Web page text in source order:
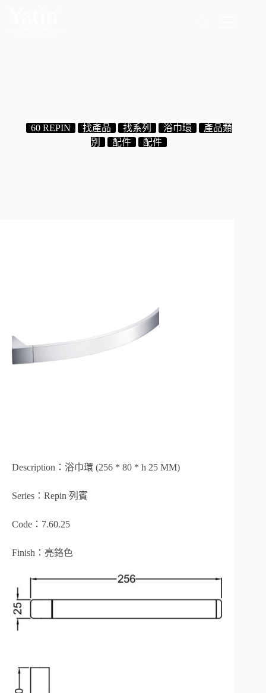
60 REPIN
找產品 找系列 浴巾環
產品類
別
配件 配件
Description：浴巾環 (256 * 80 * h 25 MM)
Series：Repin 列賓
Code：7.60.25
Finish：亮鉻色